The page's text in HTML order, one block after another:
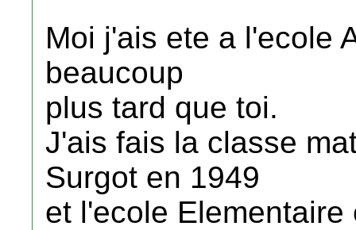
Moi j'ais ete a l'ecole
beaucoup
plus tard que toi.
J'ais fais la classe
Surgot en 1949
et l'ecole